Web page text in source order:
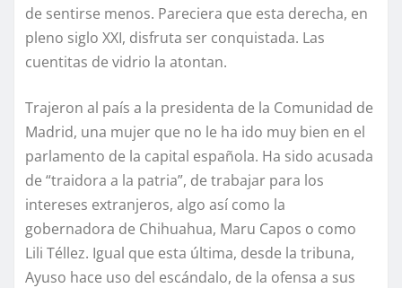
de sentirse menos. Pareciera que esta derecha, en
pleno siglo XXI, disfruta ser conquistada. Las
cuentitas de vidrio la atontan.
Trajeron al país a la presidenta de la Comunidad de
Madrid, una mujer que no le ha ido muy bien en el
parlamento de la capital española. Ha sido acusada
de “traidora a la patria”, de trabajar para los
intereses extranjeros, algo así como la
gobernadora de Chihuahua, Maru Capos o como
Lili Téllez. Igual que esta última, desde la tribuna,
Ayuso hace uso del escándalo, de la ofensa a sus